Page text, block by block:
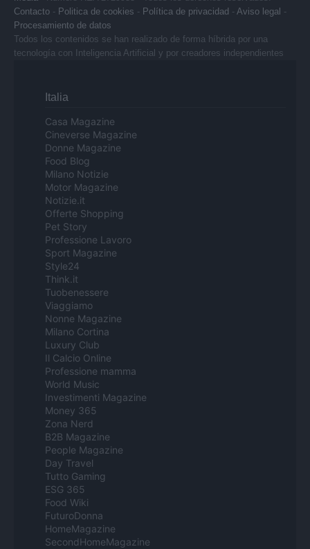
Contacto - Politica de cookies - Política de privacidad - Aviso legal -
Procesamiento de datos
Todos los contenidos se han realizado de forma híbrida por una
tecnología con Inteligencia Artificial y por creadores independientes
Italia
Casa Magazine
Cineverse Magazine
Donne Magazine
Food Blog
Milano Notizie
Motor Magazine
Notizie.it
Offerte Shopping
Pet Story
Professione Lavoro
Sport Magazine
Style24
Think.it
Tuobenessere
Viaggiamo
Nonne Magazine
Milano Cortina
Luxury Club
Il Calcio Online
Professione mamma
World Music
Investimenti Magazine
Money 365
Zona Nerd
B2B Magazine
People Magazine
Day Travel
Tutto Gaming
ESG 365
Food Wiki
FuturoDonna
HomeMagazine
SecondHomeMagazine